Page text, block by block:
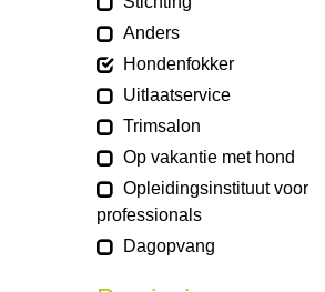
Anders
Hondenfokker
Uitlaatservice
Trimsalon
Op vakantie met hond
Opleidingsinstituut voor
professionals
Dagopvang